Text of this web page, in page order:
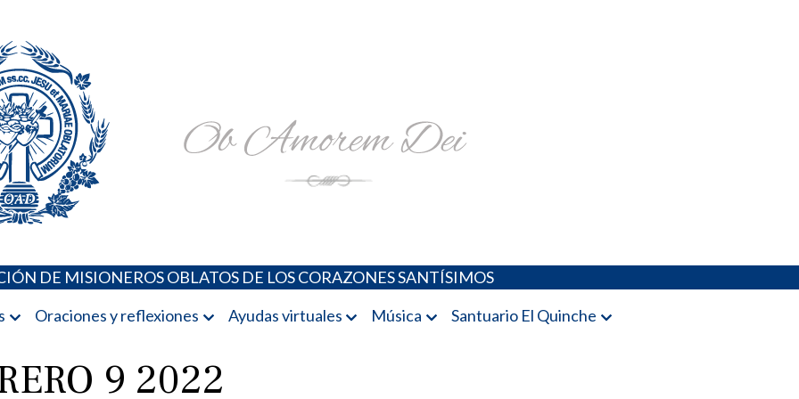
DE MISIONEROS OBLATOS DE LOS CORAZONES SANTÍSIMOS
Oraciones y reflexiones Ayudas virtuales Música Santuario El Quinche
9 2022